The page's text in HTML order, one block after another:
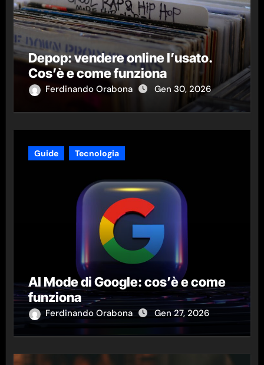
Depop: vendere online l’usato.
Cos’è e come funziona
Ferdinando Orabona Gen 30, 2026
Guide Tecnologia
AI Mode di Google: cos’è e come
funziona
Ferdinando Orabona Gen 27, 2026